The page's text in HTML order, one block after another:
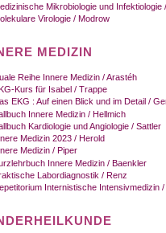
Mikrobiologie und Infektiologie
Virologie / Modrow
MEDIZIN
Reihe Innere Medizin / Arastéh
Kurs für Isabel / Trappe
EKG : Auf einen Blick und im Detail /
Innere Medizin / Hellmich
Kardiologie und Angiologie / Sattler
Medizin 2023 / Herold
Medizin / Piper
Innere Medizin / Baenkler
Labordiagnostik / Renz
Internistische Intensivmedizin